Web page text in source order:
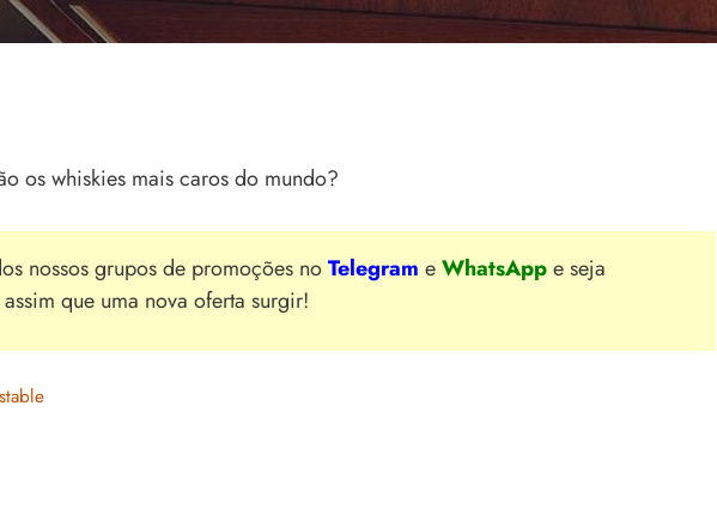
os whiskies mais caros do mundo?
nossos grupos de promoções noTelegram eWhatsAppe seja
que uma nova oferta surgir!